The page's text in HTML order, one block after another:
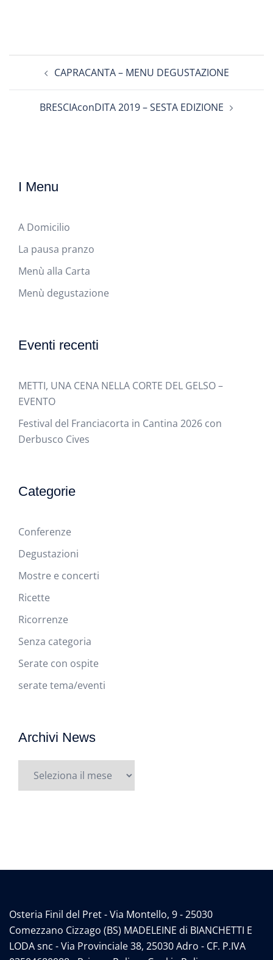
articolo CAPRACANTA – MENU DEGUSTAZIONE
BRESCIAconDITA 2019 – SESTA EDIZIONE
I Menu
A Domicilio
La pausa pranzo
Menù alla Carta
Menù degustazione
Eventi recenti
METTI, UNA CENA NELLA CORTE DEL GELSO –
EVENTO
Festival del Franciacorta in Cantina 2026 con
Derbusco Cives
Categorie
Conferenze
Degustazioni
Mostre e concerti
Ricette
Ricorrenze
Senza categoria
Serate con ospite
serate tema/eventi
Archivi News
News
Osteria Finil del Pret - Via Montello, 9 - 25030
Comezzano Cizzago (BS) MADELEINE di BIANCHETTI E
LODA snc - Via Provinciale 38, 25030 Adro - CF. P.IVA